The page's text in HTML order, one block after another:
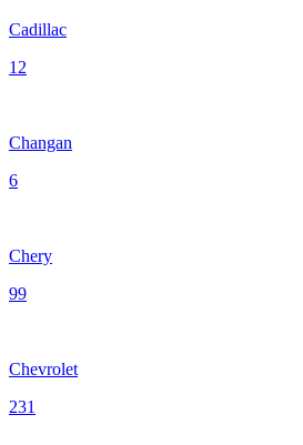
Cadillac
12
Changan
6
Chery
99
Chevrolet
231